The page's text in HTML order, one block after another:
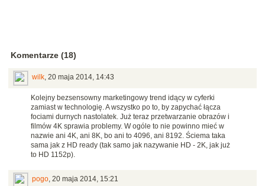
Komentarze (18)
wilk, 20 maja 2014, 14:43
Kolejny bezsensowny marketingowy trend idący w cyferki
zamiast w technologię. A wszystko po to, by zapychać łącza
fociami durnych nastolatek. Już teraz przetwarzanie obrazów i
filmów 4K sprawia problemy. W ogóle to nie powinno mieć w
nazwie ani 4K, ani 8K, bo ani to 4096, ani 8192. Ściema taka
sama jak z HD ready (tak samo jak nazywanie HD - 2K, jak już
to HD 1152p).
pogo, 20 maja 2014, 15:21